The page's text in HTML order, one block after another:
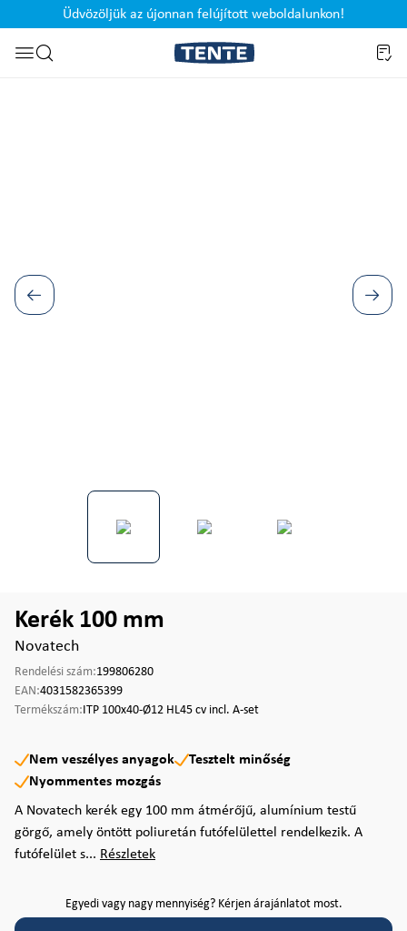
Ugrás a kereséshez
Üdvözöljük az újonnan felújított weboldalunkon!
Kerék 100 mm
Novatech
Rendelési szám:199806280
EAN:4031582365399
Termékszám:ITP 100x40-Ø12 HL45 cv incl. A-set
Nem veszélyes anyagok
Tesztelt minőség
Nyommentes mozgás
A Novatech kerék egy 100 mm átmérőjű, alumínium testű
görgő, amely öntött poliuretán futófelülettel rendelkezik. A
futófelület s... Részletek
Egyedi vagy nagy mennyiség? Kérjen árajánlatot most.